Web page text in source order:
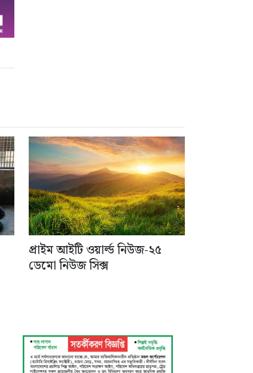
প্রাইম আইটি ওয়ার্ল্ড নিউজ-২৫
ডেমো নিউজ সিক্স